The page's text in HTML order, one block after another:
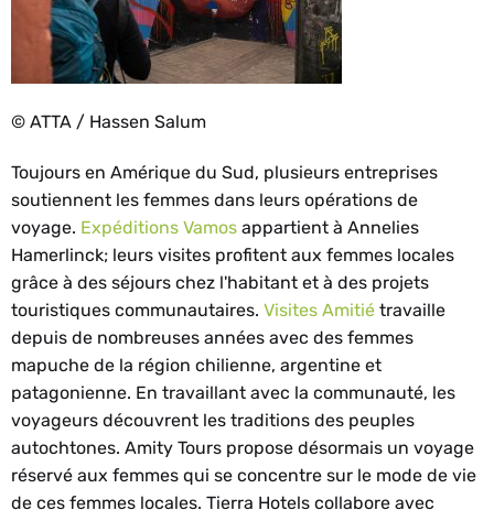
© ATTA / Hassen Salum
Toujours en Amérique du Sud, plusieurs entreprises
soutiennent les femmes dans leurs opérations de
voyage. Expéditions Vamos appartient à Annelies
Hamerlinck; leurs visites profitent aux femmes locales
grâce à des séjours chez l'habitant et à des projets
touristiques communautaires. Visites Amitié travaille
depuis de nombreuses années avec des femmes
mapuche de la région chilienne, argentine et
patagonienne. En travaillant avec la communauté, les
voyageurs découvrent les traditions des peuples
autochtones. Amity Tours propose désormais un voyage
réservé aux femmes qui se concentre sur le mode de vie
de ces femmes locales. Tierra Hotels collabore avec